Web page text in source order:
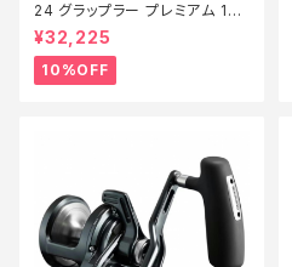
24 グラップラー プレミアム 150
XG 新製品2024【継続セール_
リール】【10】
¥32,225
10%OFF